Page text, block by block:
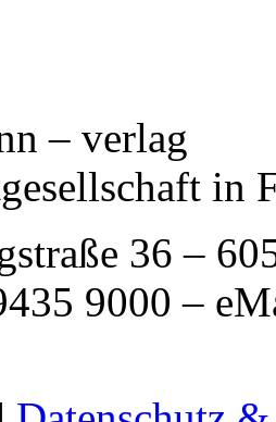
– verlag
in
36 –
9000 –